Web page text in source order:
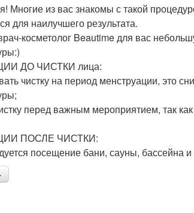
Многие из вас знакомы с такой
для наилучшего результата.
косметолог Beautime для вас
ДО ЧИСТКИ лица:
чистку на период менструации, это
перед важным мероприятием, так
ПОСЛЕ ЧИСТКИ:
посещение бани, сауны, бассейна и